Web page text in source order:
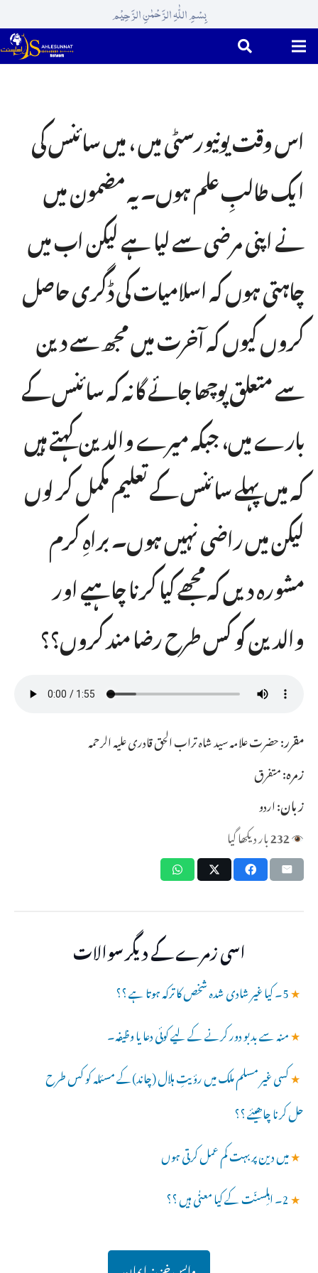
بِسْمِ اللّٰہِ الرَّحْمٰنِ الرَّحِیْم
اس وقت یونیورسٹی میں ، میں سائنس کی
ایک طالبِ علم ہوں۔ یہ مضمون میں
نے اپنی مرضی سے لیا ہے لیکن اب میں
چاہتی ہوں کہ اسلامیات کی ڈگری حاصل
کروں کیوں کہ آخرت میں مجھ سے دین
سے متعلق پوچھا جائے گا نہ کہ سائنس کے
بارے میں، جبکہ میرے والدین کہتے ہیں
کہ میں پہلے سائنس کے تعلیم مکمل کر لوں
لیکن میں راضی نہیں ہوں۔ براہِ کرم
مشورہ دیں کہ مجھے کیا کرنا چاہیے اور
والدین کو کس طرح رضا مند کروں؟؟
مقرر:حضرت علامہ سید شاہ تراب الحق قادری علیہ الرحمہ
زمرہ:متفرق
زبان:اردو
232بار دیکھا گیا
اسی زمرے کے دیگر سوالات
★5۔ کیا غیر شادی شدہ شخص کا ترکہ ہوتا ہے ؟؟
★منہ سے بدبو دور کرنے کے لیے کوئی دعا یا وظیفہ۔
★کسی غیر مسلم ملک میں رؤیتِ ہلال (چاند)کے مسئلہ کو کس طرح
حل کرنا چاھیئے ؟؟
★میں دین پر بہت کم عمل کرتی ہوں
★2۔ اہلِسنّت کے کیا معنٰی ہیں ؟؟